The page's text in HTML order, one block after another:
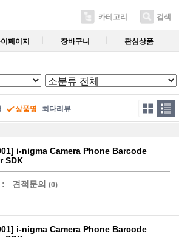
카테고리 검색
페이지 장바구니 관심상품
상품명 최다리뷰
i-nigma Camera Phone Barcode
SDK
: 견적문의 (0)
i-nigma Camera Phone Barcode